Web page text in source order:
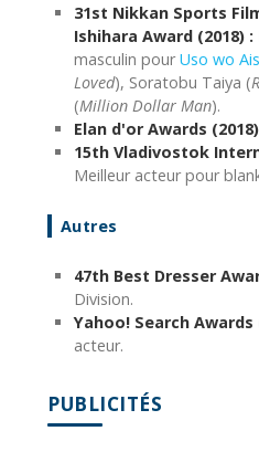
31st Nikkan Sports
Ishihara Award (2018) :
masculin pourUso wo
Loved), Soratobu Taiya (
(Million Dollar Man).
Elan d'or Awards (2018)
15th Vladivostok
Meilleur acteur pour
Autres
47th Best Dresser
Division.
Yahoo! Search Awards
acteur.
PUBLICITÉS